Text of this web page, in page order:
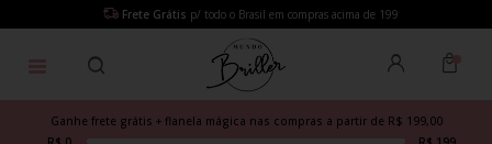
Frete Grátis p/ todo o Brasil em compras acima de 199
Ganhe frete grátis + flanela mágica nas compras a partir de R$ 199,00